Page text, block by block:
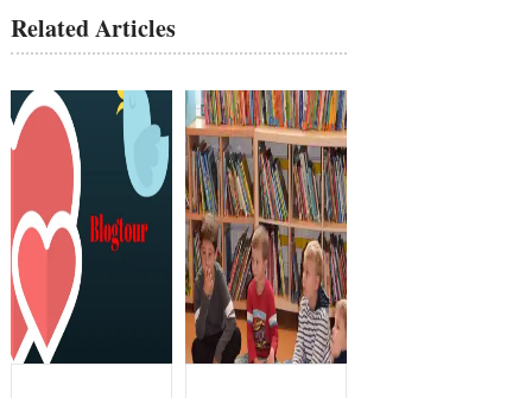
Related Articles